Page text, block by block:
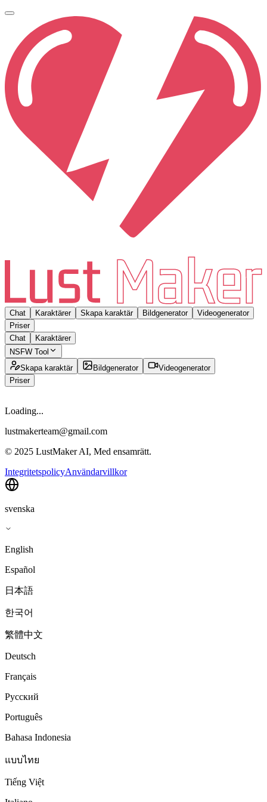
Chat Karaktärer Skapa karaktär Bildgenerator
Videogenerator
Priser
Chat
Karaktärer
NSFW Tool
Skapa karaktär
Bildgenerator
Videogenerator
Priser
Loading...
lustmakerteam@gmail.com
© 2025 LustMaker AI, Med ensamrätt.
IntegritetspolicyAnvändarvillkor
svenska
English
Español
日本語
한국어
繁體中文
Deutsch
Français
Русский
Português
Bahasa Indonesia
แบบไทย
Tiếng Việt